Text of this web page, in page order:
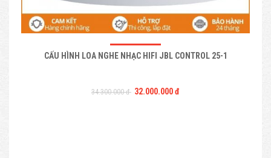
CẤU HÌNH LOA NGHE NHẠC HIFI JBL CONTROL 25-1
34.300.000 đ 32.000.000 đ